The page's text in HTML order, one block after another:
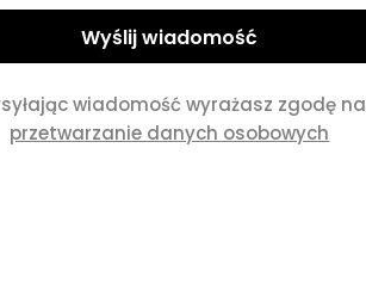
wiadomość wyrażasz zgodę na
przetwarzanie danych osobowych